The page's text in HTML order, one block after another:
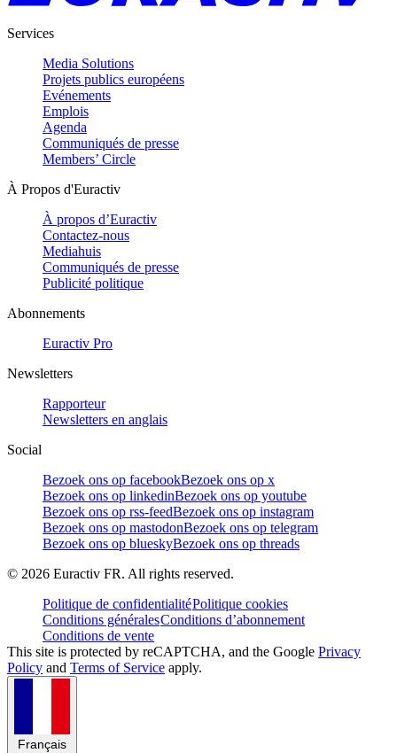
Services
Media Solutions
Projets publics européens
Evénements
Emplois
Agenda
Communiqués de presse
Members’ Circle
À Propos d'Euractiv
À propos d’Euractiv
Contactez-nous
Mediahuis
Communiqués de presse
Publicité politique
Abonnements
Euractiv Pro
Newsletters
Rapporteur
Newsletters en anglais
Social
Bezoek ons op facebookBezoek ons op x
Bezoek ons op linkedinBezoek ons op youtube
Bezoek ons op rss-feedBezoek ons op instagram
Bezoek ons op mastodonBezoek ons op telegram
Bezoek ons op blueskyBezoek ons op threads
© 2026 Euractiv FR. All rights reserved.
Politique de confidentialitéPolitique cookies
Conditions généralesConditions d’abonnement
Conditions de vente
This site is protected by reCAPTCHA, and the Google Privacy
Policy and Terms of Service apply.
Français